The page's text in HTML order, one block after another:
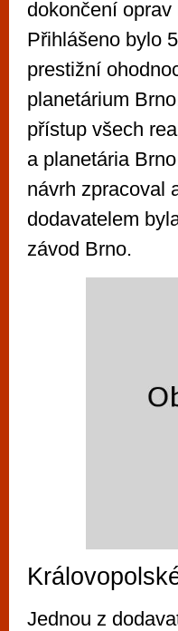
dokončení
Přihlášeno bylo
prestižní
planetárium
přístup všech
a planetária
návrh zpracoval
dodavatelem
závod Brno.
Jednou z